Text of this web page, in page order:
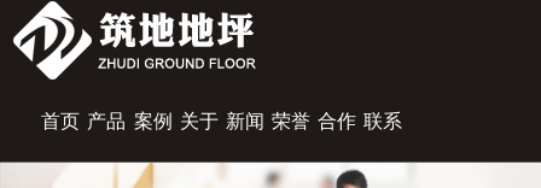
首页 产品 案例 关于 新闻 荣誉 合作 联系